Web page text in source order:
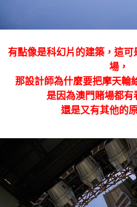
有點像是科幻片的建築，這
場，
那設計師為什麼要把摩天輪
是因為澳門賭場都有
還是又有其他的